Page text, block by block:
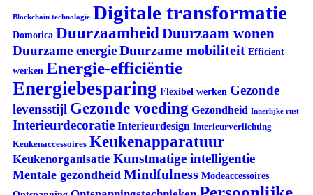
Blockchain technologie Digitale transformatie
Domotica Duurzaamheid Duurzaam wonen
Duurzame energieDuurzame mobiliteit Efficient
werken Energie-efficiëntie
Energiebesparing Flexibel werken Gezonde
levensstijl Gezonde voeding Gezondheid Innerlijke rust
Interieurdecoratie Interieurdesign Interieurverlichting
Keukenaccessoires Keukenapparatuur
Keukenorganisatie Kunstmatige intelligentie
Mentale gezondheid Mindfulness Modeaccessoires